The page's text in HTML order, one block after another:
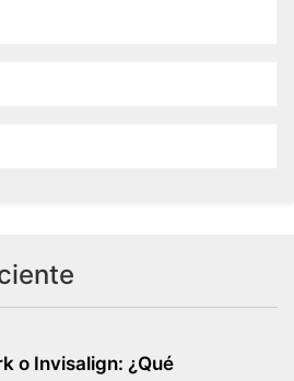
o Invisalign: ¿Qué